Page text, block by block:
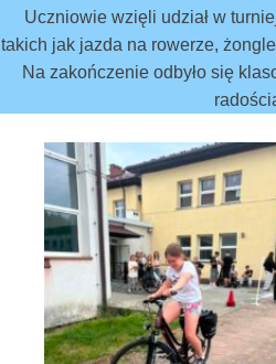
Uczniowie wzięli udział w
takich jak jazda na rowerze,
Na zakończenie odbyło się